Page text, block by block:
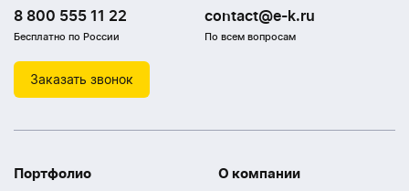
8 800 555 11 22
Бесплатно по России
contact@e-k.ru
По всем вопросам
Заказать звонок
Портфолио
О компании